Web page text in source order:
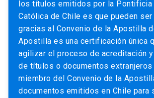
los títulos emitidos por la Pontificia
Católica de Chile es que pueden
gracias al Convenio de la Apostilla
Apostilla es una certificación única
agilizar el proceso de acreditación
de títulos o documentos extranjeros
miembro del Convenio de la
documentos emitidos en Chile para